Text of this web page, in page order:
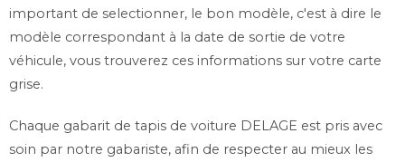
important de selectionner, le bon modèle, c'est à dire le
modèle correspondant à la date de sortie de votre
véhicule, vous trouverez ces informations sur votre carte
grise.
Chaque gabarit de tapis de voiture DELAGE est pris avec
soin par notre gabariste, afin de respecter au mieux les